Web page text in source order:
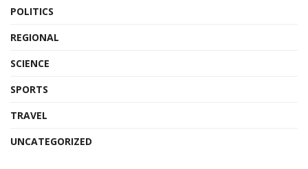
POLITICS
REGIONAL
SCIENCE
SPORTS
TRAVEL
UNCATEGORIZED